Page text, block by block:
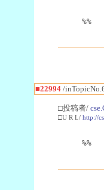
%%
■22994/
□投稿者/
□U R L/ http://
%%